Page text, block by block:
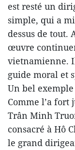
est resté un
simple, qui a
dessus de tout.
œuvre
vietnamienne.
guide moral
Un bel
Comme l’a
Trân Minh
consacré à Hô
le grand